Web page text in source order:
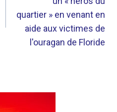
quartier » en venant en
aide aux victimes de
l'ouragan de Floride